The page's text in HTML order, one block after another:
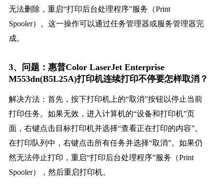
无法删除，重启“打印后台处理程序”服务（Print
Spooler）。这一操作可以通过任务管理器或服务管理器完
成。
3、问题：惠普Color LaserJet Enterprise
M553dn(B5L25A)打印机连续打印不停要怎样取消？
解决方法：首先，按下打印机上的“取消”按钮以停止当前
打印任务。如果无效，进入计算机的“设备和打印机”页
面，右键点击目标打印机并选择“查看正在打印的内容”。
在打印队列中，右键点击所有任务并选择“取消”。如果仍
然无法停止打印，重启“打印后台处理程序”服务（Print
Spooler），然后重启打印机。